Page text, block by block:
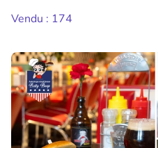
Vendu : 174